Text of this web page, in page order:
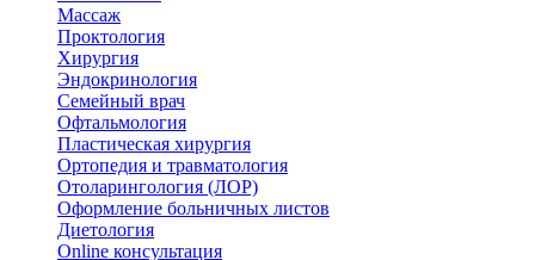
Массаж
Проктология
Хирургия
Эндокринология
Семейный врач
Офтальмология
Пластическая хирургия
Ортопедия и травматология
Отоларингология (ЛОР)
Оформление больничных листов
Диетология
Online консультация